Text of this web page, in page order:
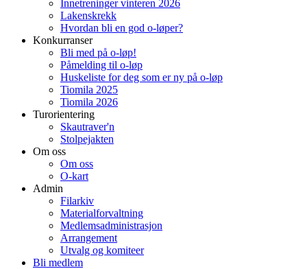
Innetreninger vinteren 2026
Lakenskrekk
Hvordan bli en god o-løper?
Konkurranser
Bli med på o-løp!
Påmelding til o-løp
Huskeliste for deg som er ny på o-løp
Tiomila 2025
Tiomila 2026
Turorientering
Skautraver'n
Stolpejakten
Om oss
Om oss
O-kart
Admin
Filarkiv
Materialforvaltning
Medlemsadministrasjon
Arrangement
Utvalg og komiteer
Bli medlem